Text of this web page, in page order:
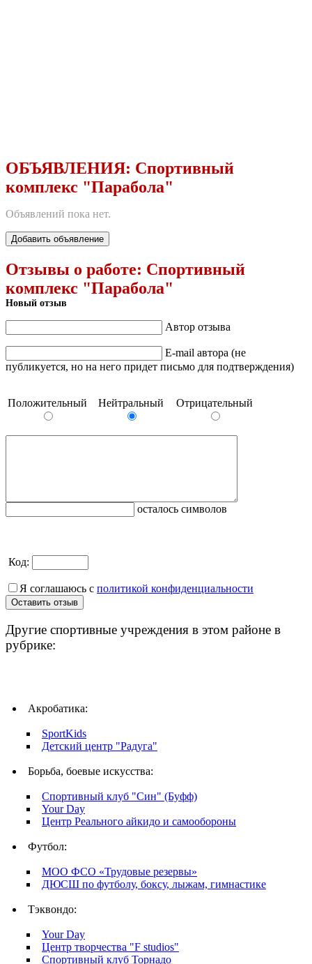
ОБЪЯВЛЕНИЯ: Спортивный
комплекс "Парабола"
Объявлений пока нет.
Добавить объявление
Отзывы о работе: Спортивный
комплекс "Парабола"
Новый отзыв
Автор отзыва
E-mail автора (не
публикуется, но на него придет письмо для подтверждения)
Положительный Нейтральный Отрицательный
осталось символов
Код:
Я соглашаюсь с политикой конфиденциальности
Другие спортивные учреждения в этом районе в
рубрике:
Акробатика:
SportKids
Детский центр "Радуга"
Борьба, боевые искусства:
Спортивный клуб "Син" (Буфф)
Your Day
Центр Реального айкидо и самообороны
Футбол:
МОО ФСО «Трудовые резервы»
ДЮСШ по футболу, боксу, лыжам, гимнастике
Тэквондо:
Your Day
Центр творчества "F studios"
Спортивный клуб Торнадо